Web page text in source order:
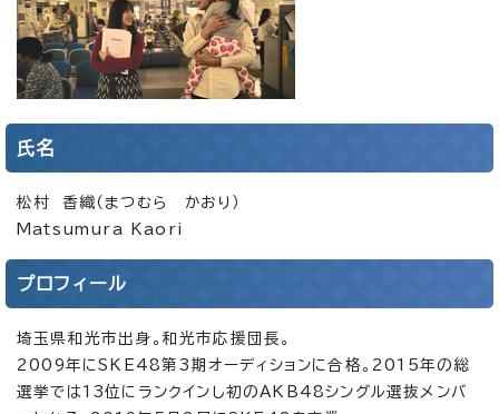
氏名
松村 香織（まつむら かおり）
Matsumura Kaori
プロフィール
埼玉県和光市出身。和光市応援団長。
2009年にSKE48第3期オーディションに合格。2015年の総
選挙では13位にランクインし初のAKB48シングル選抜メンバ